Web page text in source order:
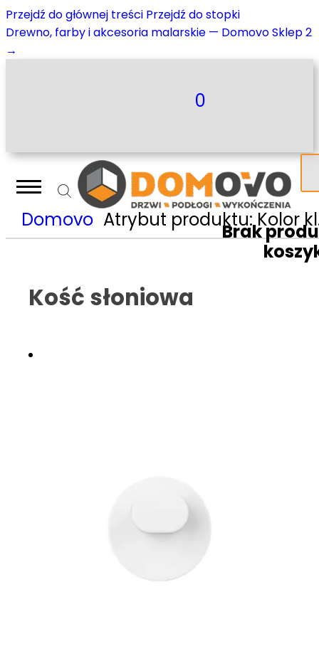
Przejdź do głównej treści Przejdź do stopki
Drewno, farby i akcesoria malarskie — Domovo Sklep 2
→
0
Brak
Domovo Atrybut produktu: Kolor klamki
Kość słoniowa